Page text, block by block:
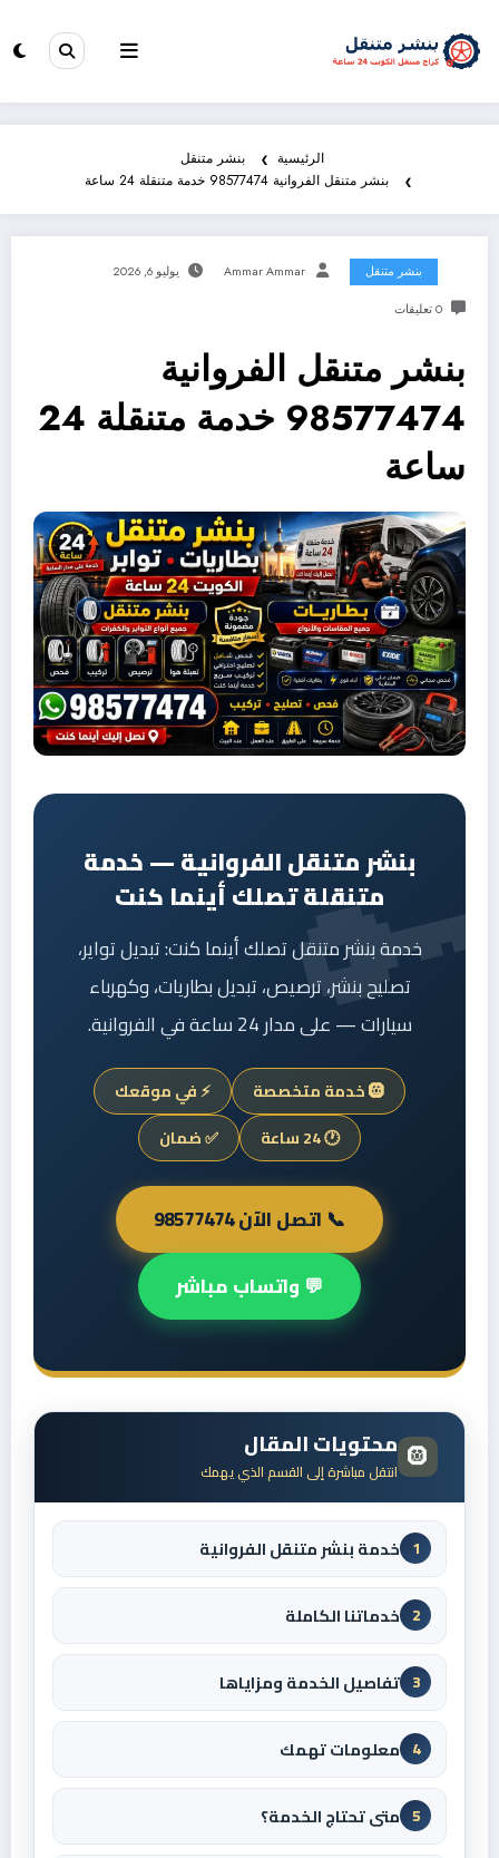
الرئيسية
بنشر متنقل
بنشر متنقل الفروانية 98577474 خدمة متنقلة 24 ساعة
بنشر متنقل Ammar Ammar يوليو 6, 2026
0 تعليقات
بنشر متنقل الفروانية
98577474 خدمة متنقلة 24
ساعة
بنشر متنقل الفروانية — خدمة
متنقلة تصلك أينما كنت
خدمة بنشر متنقل تصلك أينما كنت: تبديل تواير،
تصليح بنشر، ترصيص، تبديل بطاريات، وكهرباء
سيارات — على مدار 24 ساعة في الفروانية.
🛞 خدمة متخصصة
⚡ في موقعك
🕐 24 ساعة
✅ ضمان
📞 اتصل الآن 98577474
💬 واتساب مباشر
🛞 محتويات المقال
انتقل مباشرة إلى القسم الذي يهمك
1 خدمة بنشر متنقل الفروانية
2 خدماتنا الكاملة
3 تفاصيل الخدمة ومزاياها
4 معلومات تهمك
5 متى تحتاج الخدمة؟